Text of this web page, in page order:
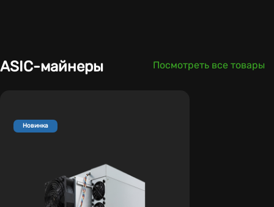
ASIC-майнеры Посмотреть все товары
Новинка